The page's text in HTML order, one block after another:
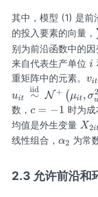
其中，模型 (1) 是前
的投入要素的向量，
别为前沿函数中的
来自代表生产单位 i
i
重矩阵中的元素。 v
_
{i
t}
vit
uit ∼
iid N+ ( μit, σu
2
数， c
=
-
c = −1 时为
均值是外生变量 X
_
t}
X2i
线性组合， \al
{2}
α2 为常
2.3 允许前沿和